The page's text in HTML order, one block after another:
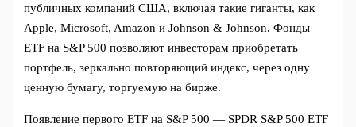
публичных компаний США, включая такие гиганты, как
Apple, Microsoft, Amazon и Johnson & Johnson. Фонды
ETF на S&P 500 позволяют инвесторам приобретать
портфель, зеркально повторяющий индекс, через одну
ценную бумагу, торгуемую на бирже.
Появление первого ETF на S&P 500 — SPDR S&P 500 ETF